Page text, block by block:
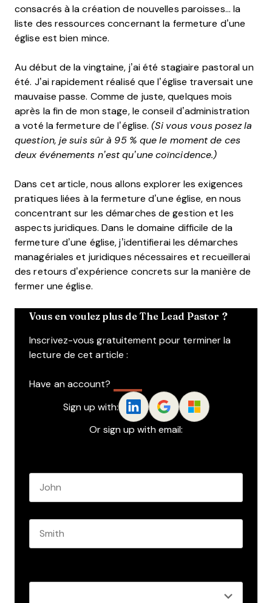
consacrés à la création de nouvelles paroisses... la
liste des ressources concernant la fermeture d’une
église est bien mince.
Au début de la vingtaine, j’ai été stagiaire pastoral un
été. J’ai rapidement réalisé que l’église traversait une
mauvaise passe. Comme de juste, quelques mois
après la fin de mon stage, le conseil d’administration
a voté la fermeture de l’église.(Si vous vous posez la
question, je suis sûr à 95 % que le moment de ces
deux événements n’est qu’une coïncidence.)
Dans cet article, nous allons explorer les exigences
pratiques liées à la fermeture d’une église, en nous
concentrant sur les démarches de gestion et les
aspects juridiques. Dans le domaine difficile de la
fermeture d’une église, j’identifierai les démarches
managériales et juridiques nécessaires et recueillerai
des retours d’expérience concrets sur la manière de
fermer une église.
Vous en voulez plus de The Lead Pastor ?
Inscrivez-vous gratuitement pour terminer la
lecture de cet article :
Have an account?
Sign up with:
Or sign up with email: